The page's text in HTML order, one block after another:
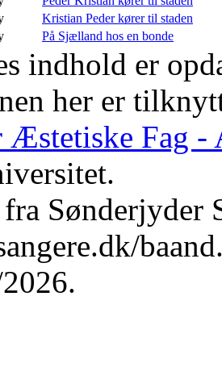
Kristian Peder kører til staden
På Sjælland hos en bonde
indhold er
her er
Fag -
Sønderjyder